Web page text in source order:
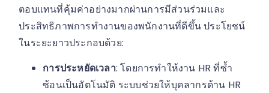
ตอบแทนที่คุ้มค่าอย่างมากผ่านการมีส่วนร่วมและ
ประสิทธิภาพการทำงานของพนักงานที่ดีขึ้น ประโยชน์
ในระยะยาวประกอบด้วย:
การประหยัดเวลา: โดยการทำให้งาน HR ที่ซ้ำ
ซ้อนเป็นอัตโนมัติ ระบบช่วยให้บุคลากรด้าน HR